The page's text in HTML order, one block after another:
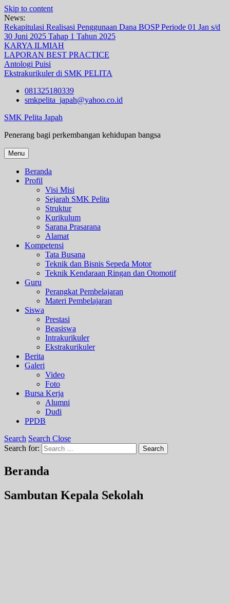
Skip to content
News:
Rekapitulasi Realisasi Penggunaan Dana BOSP Periode 01 Jan s/d
30 Juni 2025 Tahap 1 Tahun 2025
KARYA ILMIAH
LAPORAN BEST PRACTICE
Antologi Puisi
Ekstrakurikuler di SMK PELITA
081325180339
smkpelita_japah@yahoo.co.id
SMK Pelita Japah
Penerang bagi perkembangan kehidupan bangsa
Menu
Beranda
Profil
Visi Misi
Sejarah SMK Pelita
Struktur
Kurikulum
Sarana Prasarana
Alamat
Kompetensi
Tata Busana
Teknik dan Bisnis Sepeda Motor
Teknik Kendaraan Ringan dan Otomotif
Guru
Perangkat Pembelajaran
Materi Pembelajaran
Siswa
Prestasi
Beasiswa
Intrakurikuler
Ekstrakurikuler
Berita
Galeri
Video
Foto
Bursa Kerja
Alumni
Dudi
PPDB
Search Search Close
Search for:
Search
Beranda
Sambutan Kepala Sekolah